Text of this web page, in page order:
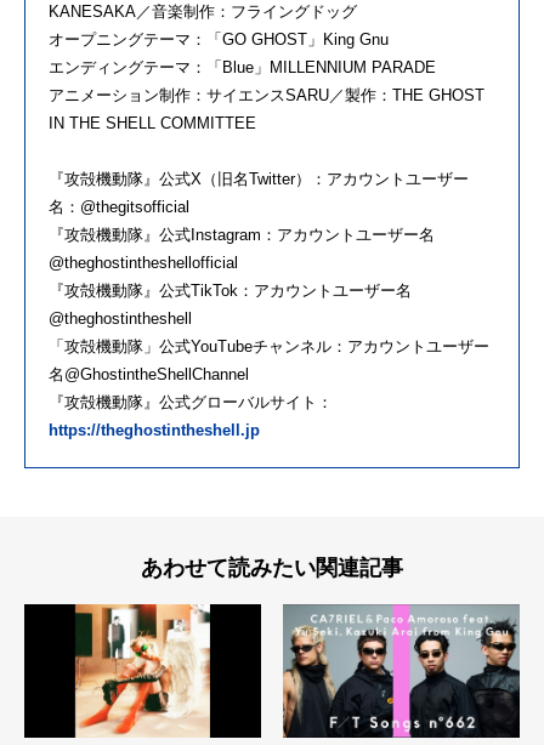
KANESAKA／音楽制作：フライングドッグ
オープニングテーマ：「GO GHOST」King Gnu
エンディングテーマ：「Blue」MILLENNIUM PARADE
アニメーション制作：サイエンスSARU／製作：THE GHOST
IN THE SHELL COMMITTEE
『攻殻機動隊』公式X（旧名Twitter）：アカウントユーザー
名：@thegitsofficial
『攻殻機動隊』公式Instagram：アカウントユーザー名
@theghostintheshellofficial
『攻殻機動隊』公式TikTok：アカウントユーザー名
@theghostintheshell
「攻殻機動隊」公式YouTubeチャンネル：アカウントユーザー
名@GhostintheShellChannel
『攻殻機動隊』公式グローバルサイト：
https://theghostintheshell.jp
あわせて読みたい関連記事